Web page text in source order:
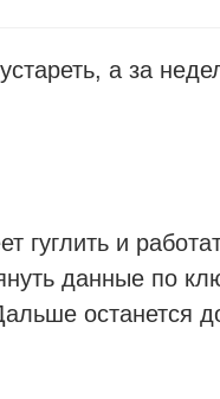
а за
и
данные по
останется